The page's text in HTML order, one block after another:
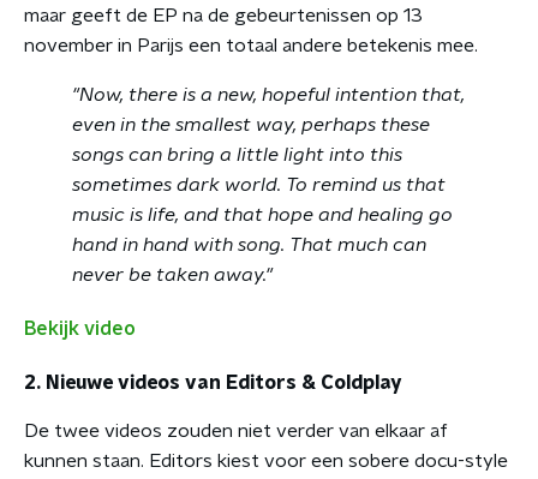
maar geeft de EP na de gebeurtenissen op 13
november in Parijs een totaal andere betekenis mee.
"Now, there is a new, hopeful intention that,
even in the smallest way, perhaps these
songs can bring a little light into this
sometimes dark world. To remind us that
music is life, and that hope and healing go
hand in hand with song. That much can
never be taken away."
Bekijk video
2. Nieuwe videos van Editors & Coldplay
De twee videos zouden niet verder van elkaar af
kunnen staan. Editors kiest voor een sobere docu-style